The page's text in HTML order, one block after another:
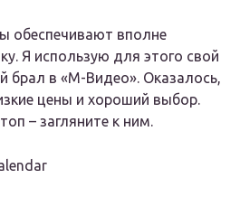
обеспечивают вполне
Я использую для этого свой
брал в «М-Видео». Оказалось,
цены и хороший выбор.
– загляните к ним.